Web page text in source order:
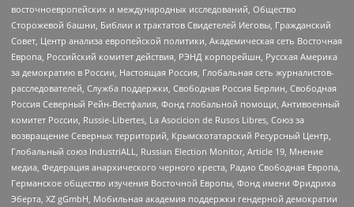
восточноевропейских и международных исследований, Общество
Сторожевой башни, Библии и трактатов Свидетелей Иеговы, Гражданский
Совет, Центр анализа европейской политики, Академическая сеть Восточная
Европа, Российский комитет действия, РЭНД корпорейшн, Русская Америка
за демократию в России, Настоящая Россия, Глобальная сеть журналистов-
расследователей, Служба поддержки, Свободная Россия Берлин, Свободная
Россия Северный Рейн-Вестфалия, Фонд глобальной помощи, Антивоенный
комитет России, Russie-Libertes, La Asocicion de Rusos Libres, Союз за
возвращение Северных территорий, Крымскотатарский Ресурсный Центр,
Глобальный союз IndustriALL, Russian Election Monitor, Article 19, Мнение
медиа, Федерация анархического черного креста, Радио Свободная Европа,
Германское общество изучения Восточной Европы, Фонд имени Фридриха
Эберта, XZ gGmbH, Мобильная академия поддержки гендерной демократии